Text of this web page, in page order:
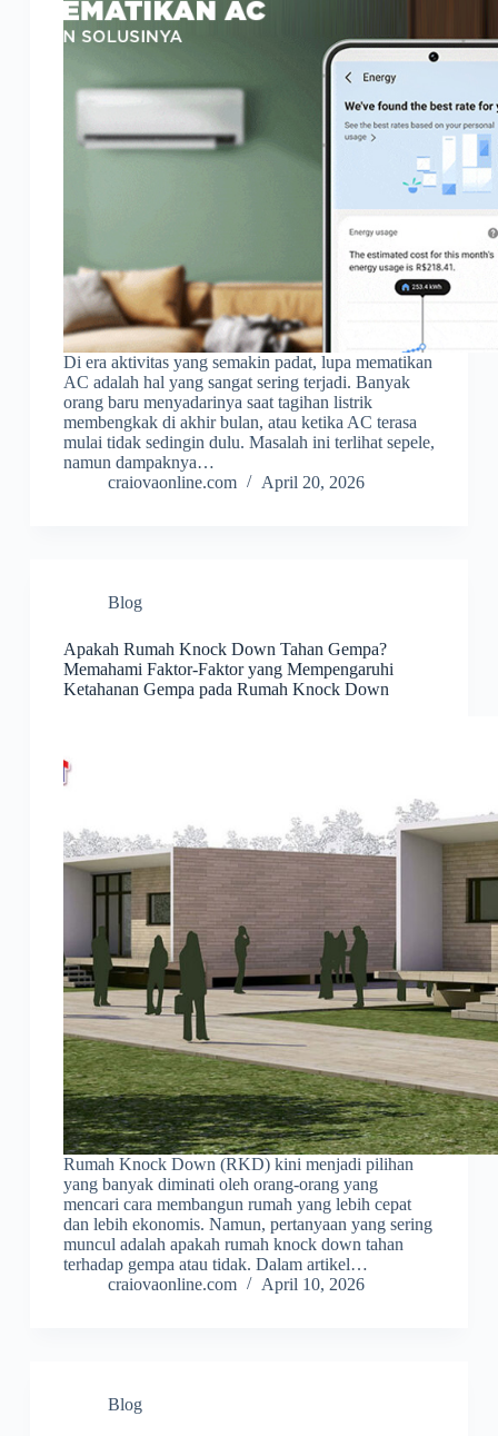
Di era aktivitas yang semakin padat, lupa mematikan
AC adalah hal yang sangat sering terjadi. Banyak
orang baru menyadarinya saat tagihan listrik
membengkak di akhir bulan, atau ketika AC terasa
mulai tidak sedingin dulu. Masalah ini terlihat sepele,
namun dampaknya…
craiovaonline.com
April 20, 2026
Blog
Apakah Rumah Knock Down Tahan Gempa?
Memahami Faktor-Faktor yang Mempengaruhi
Ketahanan Gempa pada Rumah Knock Down
Rumah Knock Down (RKD) kini menjadi pilihan
yang banyak diminati oleh orang-orang yang
mencari cara membangun rumah yang lebih cepat
dan lebih ekonomis. Namun, pertanyaan yang sering
muncul adalah apakah rumah knock down tahan
terhadap gempa atau tidak. Dalam artikel…
craiovaonline.com
April 10, 2026
Blog